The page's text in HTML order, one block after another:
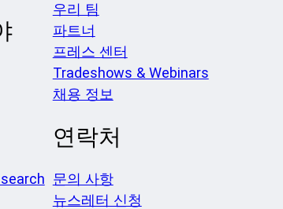
우리 팀
파트너
프레스 센터
Tradeshows & Webinars
채용 정보
연락처
문의 사항
뉴스레터 신청